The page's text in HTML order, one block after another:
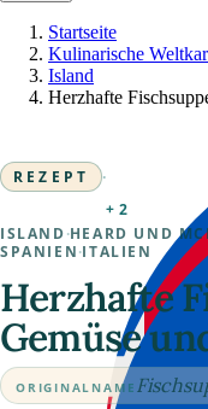
Startseite
Kulinarische
Island
Herzhafte
REZEPT
·
+2
ISLAND ·HEARD UND
SPANIEN ·ITALIEN
Herzhafte
Gemüse
ORIGINALNAME